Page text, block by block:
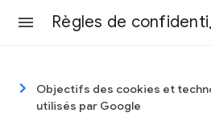
Objectifs des cookies et
utilisés par Google